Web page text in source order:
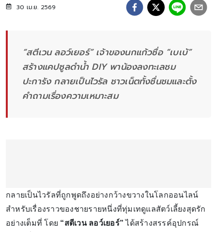
30 เม.ย. 2569
“สตีเวน ลอว์เยอร์” เจ้าของนกแก้วชื่อ “เบเบ้”
สร้างแคปซูลดำน้ำ DIY พาน้องลงทะเลชม
ปะการัง กลายเป็นไวรัล ชาวเน็ตทั้งชื่นชมและตั้ง
คำถามเรื่องความเหมาะสม
กลายเป็นไวรัลที่ถูกพูดถึงอย่างกว้างขวางในโลกออนไลน์
สำหรับเรื่องราวของชายรายหนึ่งที่ทุ่มเทดูแลสัตว์เลี้ยงสุดรัก
อย่างเต็มที่ โดย “สตีเวน ลอว์เยอร์”ได้สร้างสรรค์อุปกรณ์